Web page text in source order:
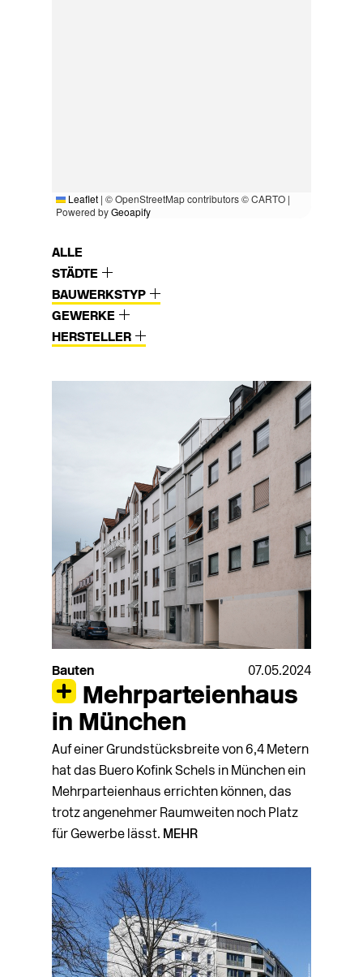
Leaflet | © OpenStreetMap contributors © CARTO |
Powered byGeoapify
ALLE
STÄDTE
BAUWERKSTYP
GEWERKE
HERSTELLER
Bauten 07.05.2024
Mehrparteienhaus
in München
Auf einer Grundstücksbreite von 6,4 Metern
hat das Buero Kofink Schels in München ein
Mehrparteienhaus errichten können, das
trotz angenehmer Raumweiten noch Platz
für Gewerbe lässt. MEHR